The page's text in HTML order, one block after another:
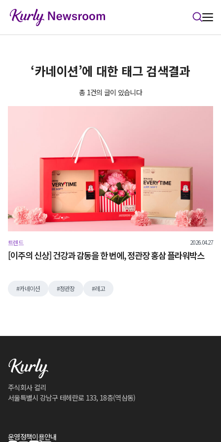
‘카네이션’에 대한 태그 검색결과
총 1건의 글이 있습니다
트렌드 2026.04.27
[이주의 신상] 건강과 감동을 한 번에, 정관장 홍삼 플라워박스
카네이션 정관장 레고
주식회사 컬리
서울특별시 강남구 테헤란로 133, 18층(역삼동)
운영정책이용안내